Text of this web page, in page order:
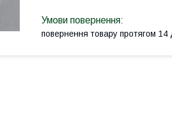
повернення товару протягом 14